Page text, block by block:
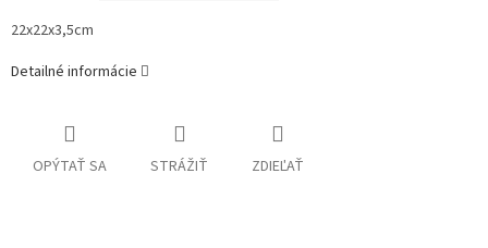
22x22x3,5cm
Detailné informácie
OPÝTAŤ SA STRÁŽIŤ ZDIEĽAŤ